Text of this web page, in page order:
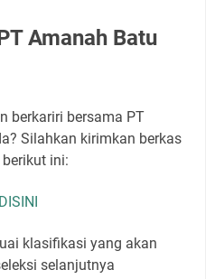
Amanah Batu
berkariri bersama PT
Silahkan kirimkan berkas
ini:
klasifikasi yang akan
selanjutnya